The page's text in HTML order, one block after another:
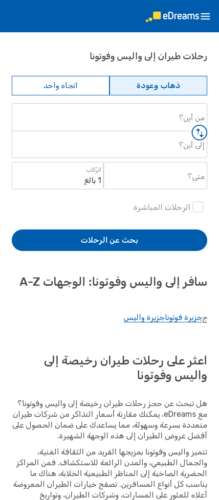
رحلات طيران إلى واليس وفوتونا
ذهاب وعودة اتجاه واحد
من أين؟
إلى أين؟
متى؟
الرُكاب
1 بالغ
الرحلات المباشرة
بحث عن الرحلات
سافر إلى واليس وفوتونا: الوجهات A-Z
ججزيرة فوتوناجزيرة واليس
اعثر على رحلات طيران رخيصة إلى
واليس وفوتونا
هل تبحث عن حجز رحلات طيران رخيصة إلى واليس وفوتونا؟
مع eDreams، يمكنك مقارنة أسعار التذاكر من شركات طيران
متعددة بسرعة وسهولة، مما يساعدك على ضمان الحصول على
أفضل عروض الطيران إلى هذه الوجهة الشهيرة.
تتميز واليس وفوتونا بمزيجها الفريد من الثقافة الغنية،
والجمال الطبيعي، والمدن الرائعة للاستكشاف. فمن المراكز
الحضرية الصاخبة إلى المناظر الطبيعية الخلابة، هناك ما
يناسب كل أنواع المسافرين. تصفح خيارات الطيران المعروضة
أعلاه للعثور على المسارات، وشركات الطيران، وتواريخ